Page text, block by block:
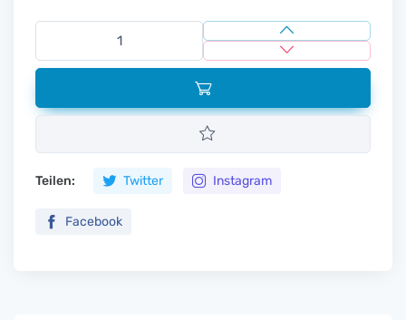
Teilen: Twitter Instagram
Facebook